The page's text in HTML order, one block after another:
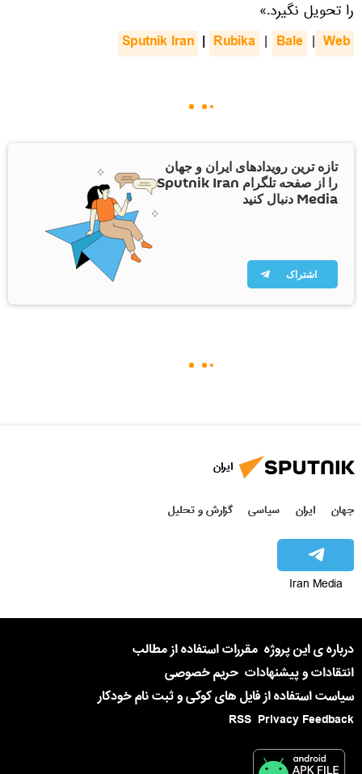
را تحویل نگیرد.»
Sputnik Iran | Rubika | Bale | Web
تازه ترین رویدادهای ایران و جهان
را از صفحه تلگرام Sputnik Iran
Media دنبال کنید
اشتراک
ایران
جهان ایران سیاسی گزارش و تحلیل
Iran Media
درباره ی این پروژه مقررات استفاده از مطالب
انتقادات و پیشنهادات حریم خصوصی
سیاست استفاده از فایل های کوکی و ثبت نام خودکار
Privacy Feedback
RSS